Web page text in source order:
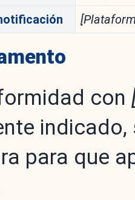
con
para que